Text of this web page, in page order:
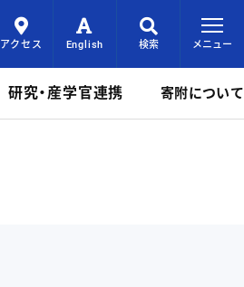
アクセス English 検索 メニュー
研究・産学官連携 寄附について